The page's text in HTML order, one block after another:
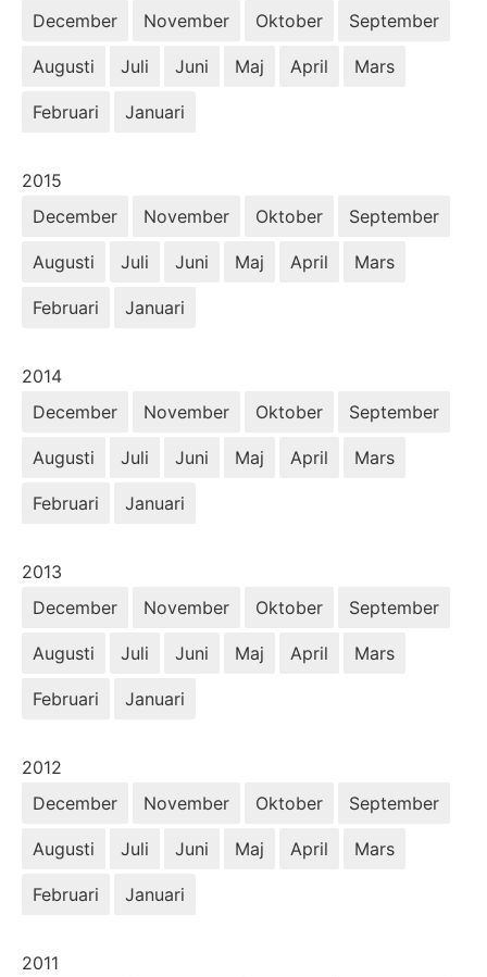
December
November Oktober September
Augusti Juli Juni Maj April Mars
Februari Januari
År:
2015
December
November Oktober September
Augusti Juli Juni Maj April Mars
Februari Januari
År:
2014
December
November Oktober September
Augusti Juli Juni Maj April Mars
Februari Januari
År:
2013
December
November Oktober September
Augusti Juli Juni Maj April Mars
Februari Januari
År:
2012
December
November Oktober September
Augusti Juli Juni Maj April Mars
Februari Januari
År:
2011